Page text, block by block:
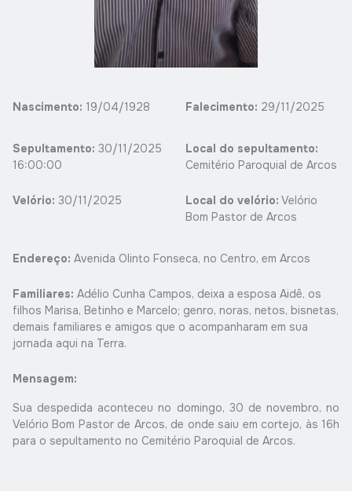
Nascimento: 19/04/1928 Falecimento: 29/11/2025
Sepultamento: 30/11/2025
16:00:00
Local do sepultamento:
Cemitério Paroquial de Arcos
Velório: 30/11/2025 Local do velório: Velório
Bom Pastor de Arcos
Endereço: Avenida Olinto Fonseca, no Centro, em Arcos
Familiares: Adélio Cunha Campos, deixa a esposa Aidê, os
filhos Marisa, Betinho e Marcelo; genro, noras, netos, bisnetas,
demais familiares e amigos que o acompanharam em sua
jornada aqui na Terra.
Mensagem:
Sua despedida aconteceu no domingo, 30 de novembro, no
Velório Bom Pastor de Arcos, de onde saiu em cortejo, às 16h
para o sepultamento no Cemitério Paroquial de Arcos.